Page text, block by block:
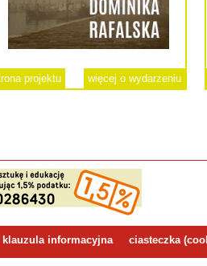
projektu więcej o wydarzeniu
klauzula informacyjna ciasteczka